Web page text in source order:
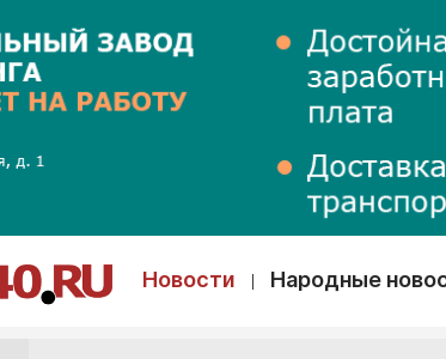
Новости Народные